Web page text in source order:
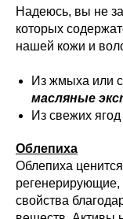
Надеюсь, вы не
которых
нашей кожи и
Из жмыха или
масляные
Из свежих ягод
Облепиха
Облепиха
свойства